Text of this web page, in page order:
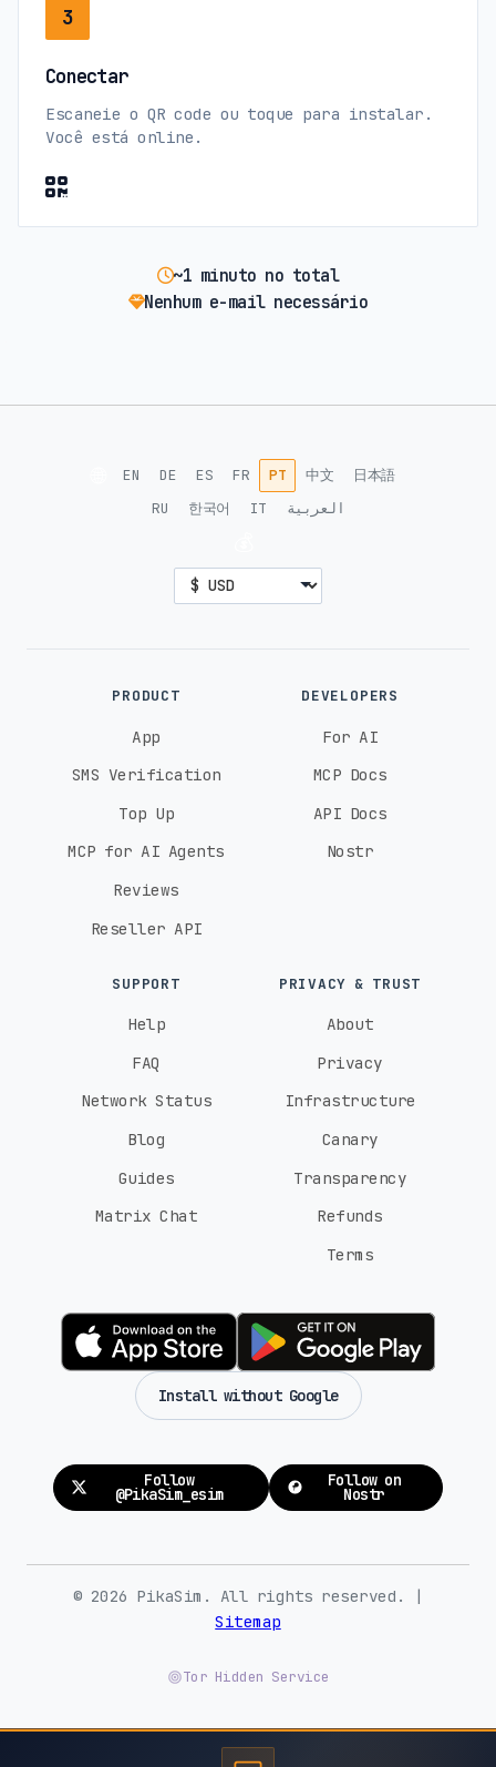
3
Conectar
Escaneie o QR code ou toque para instalar.
Você está online.
~1 minuto no total
Nenhum e-mail necessário
EN DE ES FR PT 中文
日本語
RU
한국어 IT العربية
PRODUCT
App
SMS Verification
Top Up
MCP for AI Agents
Reviews
Reseller API
DEVELOPERS
For AI
MCP Docs
API Docs
Nostr
SUPPORT
Help
FAQ
Network Status
Blog
Guides
Matrix Chat
PRIVACY & TRUST
About
Privacy
Infrastructure
Canary
Transparency
Refunds
Terms
Install without Google
Follow
@PikaSim_esim
Follow on
Nostr
© 2026 PikaSim. All rights reserved. |
Sitemap
Tor Hidden Service